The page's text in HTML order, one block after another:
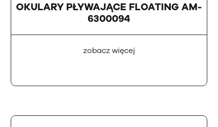
OKULARY PŁYWAJĄCE FLOATING AM-
6300094
zobacz więcej